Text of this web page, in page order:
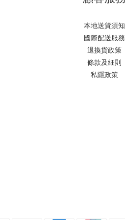
本地送貨須知
國際配送服務
退換貨政策
條款及細則
私隱政策